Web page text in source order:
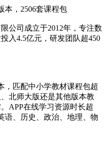
本，2506套课程包
公司成立于2012年，专注数
入4.5亿元，研发团队超450
，匹配中小学教材课程包超
北师大版还是其他版本教
APP在线学习资源时长超
语、历史、政治、地理、物